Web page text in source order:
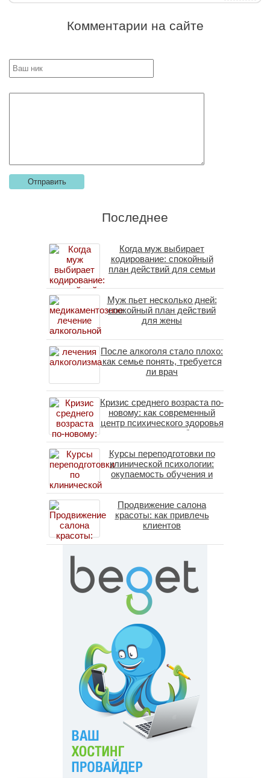
Комментарии на сайте
Последнее
Когда муж выбирает
кодирование: спокойный
план действий для семьи
Муж пьет несколько дней:
спокойный план действий
для жены
После алкоголя стало плохо:
как семье понять, требуется
ли врач
Кризис среднего возраста по-
новому: как современный
центр психического здоровья
помогает пересобрать
личность без таблеток
(методы ДПДГ и КПТ)
Курсы переподготовки по
клинической психологии:
окупаемость обучения и
специалистов в 2026 году
Продвижение салона
красоты: как привлечь
клиентов